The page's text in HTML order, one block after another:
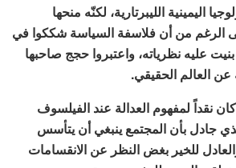
اليمينية الليبرتارية، لكنّه منحها
الرغم من أن فلاسفة السياسة شككوا في
عليه نظرياته، واعتبروا حجج صاحبها
العالم الحقيقي.
نقداً لمفهوم العدالة عند الفيلسوف
جادل بأن المجتمع ينبغي أن يتأسس
للخير بغض النظر عن الانقسامات